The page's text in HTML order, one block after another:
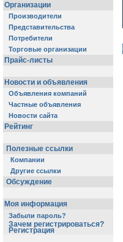
Организации
Производители
Представительства
Потребители
Торговые организации
Прайс-листы
Новости и объявления
Объявления компаний
Частные объявления
Новости сайта
Рейтинг
Полезные ссылки
Компании
Другие ссылки
Обсуждение
Моя информация
Забыли пароль?
Зачем регистрироваться?
Регистрация